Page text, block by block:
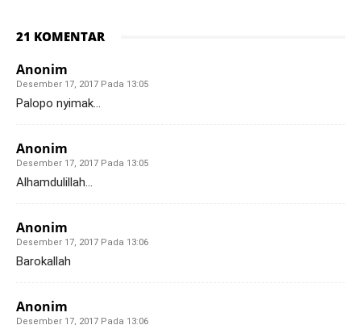
21 KOMENTAR
Anonim
Desember 17, 2017 Pada 13:05
Palopo nyimak…
Anonim
Desember 17, 2017 Pada 13:05
Alhamdulillah…
Anonim
Desember 17, 2017 Pada 13:06
Barokallah
Anonim
Desember 17, 2017 Pada 13:06